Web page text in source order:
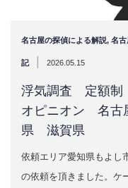
名古屋の探偵による解説, 名古
記 | 2026.05.15
浮気調査 定額
オピニオン 名
県 滋賀県
依頼エリア愛知県もよし
の依頼を頂きました。ケ